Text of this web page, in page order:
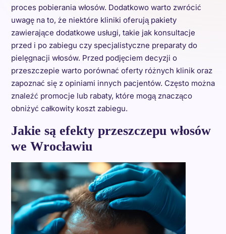
proces pobierania włosów. Dodatkowo warto zwrócić
uwagę na to, że niektóre kliniki oferują pakiety
zawierające dodatkowe usługi, takie jak konsultacje
przed i po zabiegu czy specjalistyczne preparaty do
pielęgnacji włosów. Przed podjęciem decyzji o
przeszczepie warto porównać oferty różnych klinik oraz
zapoznać się z opiniami innych pacjentów. Często można
znaleźć promocje lub rabaty, które mogą znacząco
obniżyć całkowity koszt zabiegu.
Jakie są efekty przeszczepu włosów
we Wrocławiu